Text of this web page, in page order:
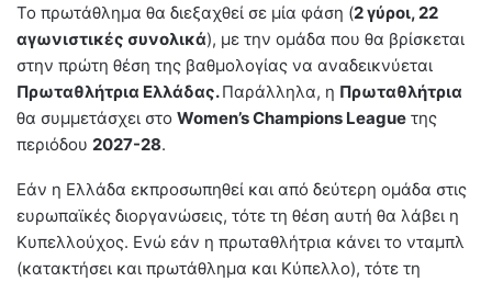
Το πρωτάθλημα θα διεξαχθεί σε μία φάση (2 γύροι, 22
αγωνιστικές συνολικά), με την ομάδα που θα βρίσκεται
στην πρώτη θέση της βαθμολογίας να αναδεικνύεται
Πρωταθλήτρια Ελλάδας.Παράλληλα, η Πρωταθλήτρια
θα συμμετάσχει στο Women’s Champions League της
περιόδου 2027-28.
Εάν η Ελλάδα εκπροσωπηθεί και από δεύτερη ομάδα στις
ευρωπαϊκές διοργανώσεις, τότε τη θέση αυτή θα λάβει η
Κυπελλούχος. Ενώ εάν η πρωταθλήτρια κάνει το νταμπλ
(κατακτήσει και πρωτάθλημα και Κύπελλο), τότε τη